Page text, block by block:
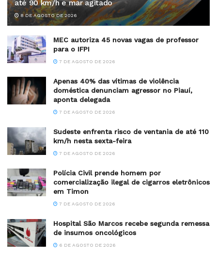
até 90 km/h e mar agitado
8 DE AGOSTO DE 2026
MEC autoriza 45 novas vagas de professor
para o IFPI
7 DE AGOSTO DE 2026
Apenas 40% das vítimas de violência
doméstica denunciam agressor no Piauí,
aponta delegada
7 DE AGOSTO DE 2026
Sudeste enfrenta risco de ventania de até 110
km/h nesta sexta-feira
7 DE AGOSTO DE 2026
Polícia Civil prende homem por
comercialização ilegal de cigarros eletrônicos
em Timon
7 DE AGOSTO DE 2026
Hospital São Marcos recebe segunda remessa
de insumos oncológicos
6 DE AGOSTO DE 2026